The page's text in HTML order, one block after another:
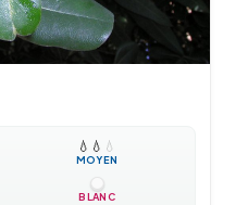
💧 💧 💧
MOYEN
BLANC